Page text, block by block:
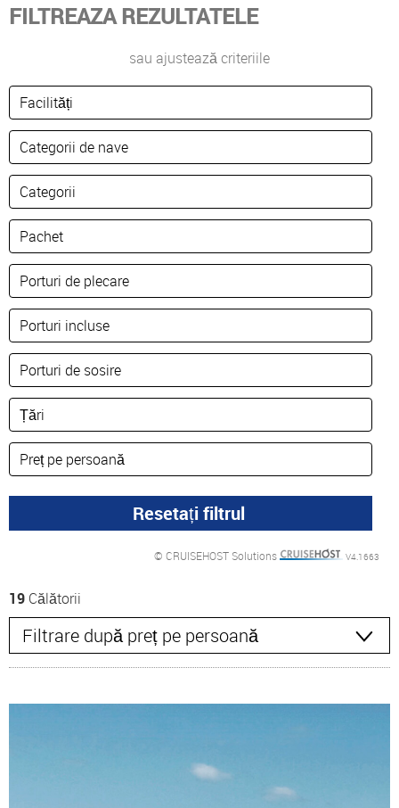
FILTREAZA REZULTATELE
sau ajustează criteriile
© CRUISEHOST Solutions V4.1663
19 Călătorii